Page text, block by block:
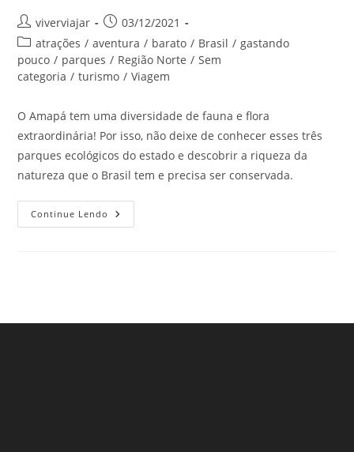
Autor
do
post:
viverviajar
Post
publicado:
03/12/2021
Categoria
do
post:
atrações / aventura / barato / Brasil / gastando
pouco / parques / Região Norte / Sem
categoria / turismo / Viagem
O Amapá tem uma diversidade de fauna e flora
extraordinária! Por isso, não deixe de conhecer esses três
parques ecológicos do estado e descobrir a riqueza da
natureza que o Brasil tem e precisa ser conservada.
Continue Lendo
Parques
Confira